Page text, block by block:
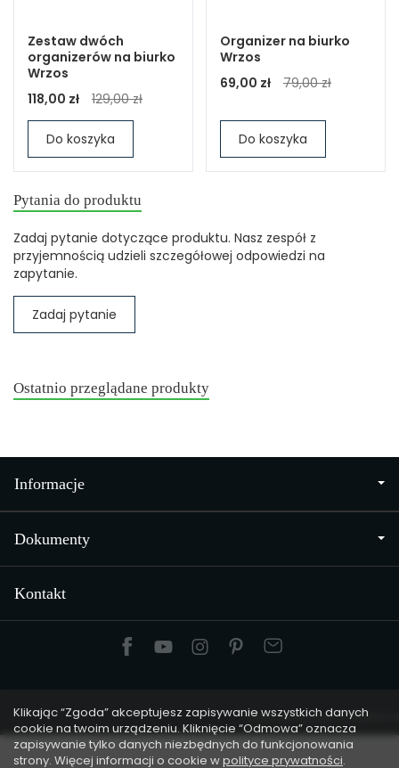
Zestaw dwóch
organizerów na biurko
Wrzos
118,00 zł
129,00 zł
Do koszyka
Organizer na biurko
Wrzos
69,00 zł
79,00 zł
Do koszyka
Pytania do produktu
Zadaj pytanie dotyczące produktu. Nasz zespół z
przyjemnością udzieli szczegółowej odpowiedzi na
zapytanie.
Zadaj pytanie
Ostatnio przeglądane produkty
Informacje
Dokumenty
Kontakt
Sklep internetowy SOTESHOP AI
Klikając “Zgoda” akceptujesz zapisywanie wszystkich danych
cookie na twoim urządzeniu. Kliknięcie “Odmowa” oznacza
zapisywanie tylko danych niezbędnych do funkcjonowania
strony. Więcej informacji o cookie wpolityce prywatności.